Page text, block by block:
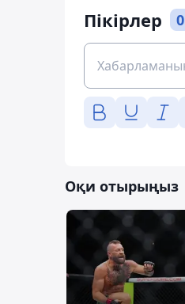
Пікірлер 0
Оқи отырыңыз